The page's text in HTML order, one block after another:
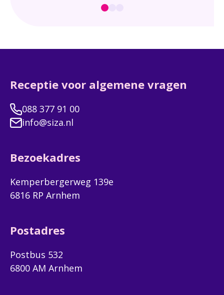
groot, ik moest wennen aan de
trigger voor mij.”
Receptie voor algemene vragen
088 377 91 00
info@siza.nl
Bezoekadres
Kemperbergerweg 139e
6816 RP Arnhem
Postadres
Postbus 532
6800 AM Arnhem